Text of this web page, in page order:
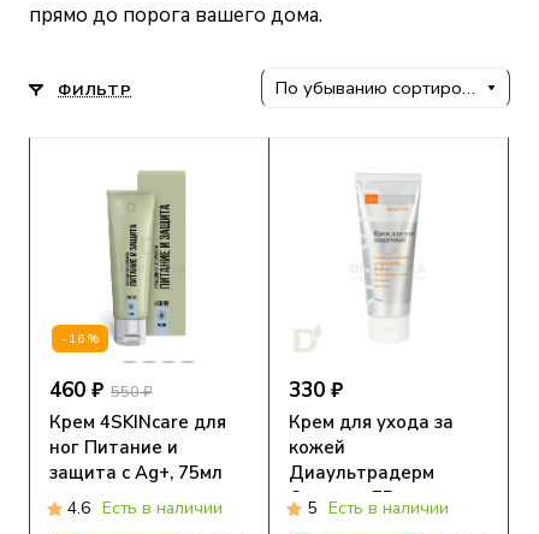
прямо до порога вашего дома.
ФИЛЬТР По убыванию сортировки
-16%
460 ₽ 550 ₽
Крем 4SKINcare для
ног Питание и
защита с Ag+, 75мл
4.6 Есть в наличии
330 ₽
Крем для ухода за
кожей
Диаультрадерм
Сильвер, 75 мл.
5 Есть в наличии